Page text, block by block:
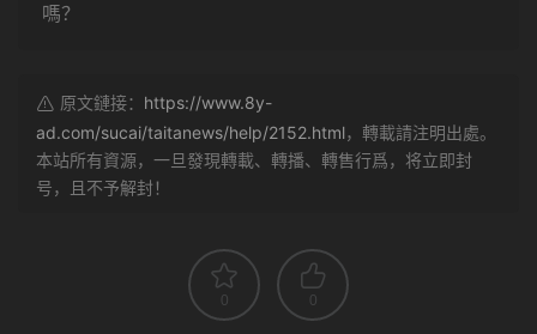
嗎？
原文鏈接： https://www.8y-
ad.com/sucai/taitanews/help/2152.html，轉載請注明出處。
本站所有資源，一旦發現轉載、轉播、轉售行爲，将立即封
号，且不予解封！
0 0